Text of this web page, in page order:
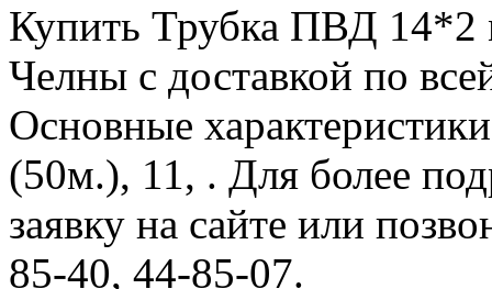
Купить Трубка ПВД 14*2
Челны с доставкой по
Основные
(50м.), 11, . Для более
заявку на сайте или
85-40, 44-85-07.